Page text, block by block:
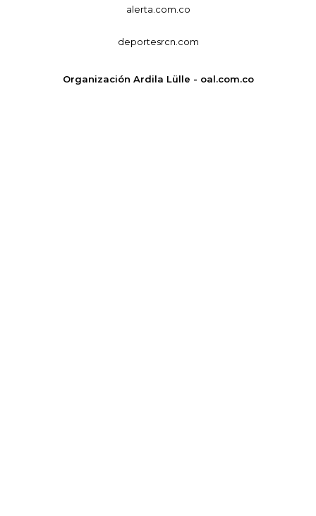
alerta.com.co
deportesrcn.com
Organización Ardila Lülle - oal.com.co